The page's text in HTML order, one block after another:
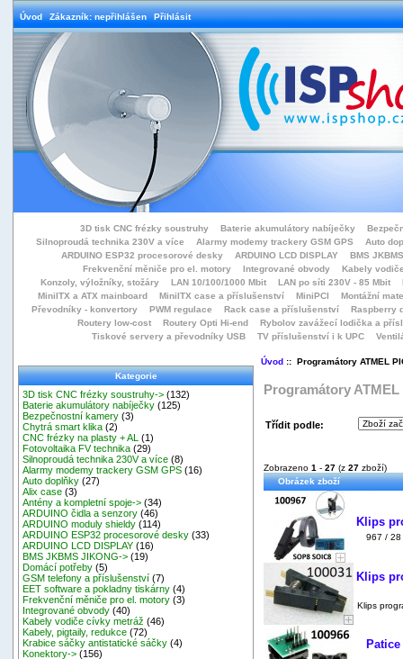
Úvod Zákazník: nepřihlášen Přihlásit
3D tisk CNC frézky soustruhy Baterie akumulátory nabíječky
Silnoproudá technika 230V a více
Alarmy modemy trackery GSM GPS
Auto
ARDUINO ESP32 procesorové desky
ARDUINO LCD DISPLAY
BMS
Frekvenční měniče pro el. motory
Integrované obvody
Kabely
Konzoly, výložníky, stožáry
LAN 10/100/1000 Mbit LAN po síti 230V - 85 Mbit
MiniITX a ATX mainboard
MiniITX case a příslušenství MiniPCI
Montážní
Převodníky - konvertory
PWM regulace Rack case a příslušenství
Raspberry
Routery low-cost
Routery Opti Hi-end
Rybolov zavážecí lodička a přísl
Tiskové servery a převodníky USB
TV příslušenství i k UPC
Kategorie
3D tisk CNC frézky soustruhy-> (132)
Baterie akumulátory nabíječky (125)
Bezpečnostní kamery (3)
Chytrá smart klika (2)
CNC frézky na plasty + AL
(1)
Fotovoltaika FV technika (29)
Silnoproudá technika 230V a více (8)
Alarmy modemy trackery GSM GPS (16)
Auto doplňky (27)
Alix case (3)
Antény a kompletní spoje-> (34)
ARDUINO čidla a senzory (46)
ARDUINO moduly shieldy (114)
ARDUINO ESP32 procesorové desky (33)
ARDUINO LCD DISPLAY (16)
BMS JKBMS JIKONG-> (19)
Domácí potřeby (5)
GSM telefony a příslušenství (7)
EET software a pokladny tiskárny (4)
Frekvenční měniče pro el. motory (3)
Integrované obvody (40)
Kabely vodiče cívky metráž (46)
Kabely, pigtaily, redukce (72)
Krabice sáčky antistatické sáčky (4)
Konektory-> (156)
Úvod:: Programátory ATMEL
Programátory ATMEL
Třídit podle:
Zobrazeno 1 - 27 (z 27 zboží)
Obrázek zboží
Klips
967 / 28
Klips
Klips